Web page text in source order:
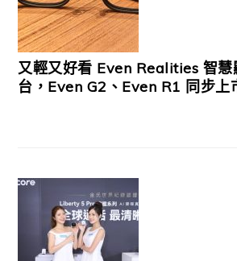
又輕又好看 Even Realities 智慧
台，Even G2、Even R1 同步上